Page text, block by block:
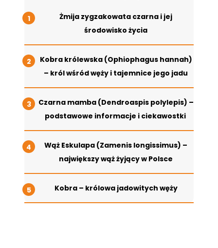
Żmija zygzakowata czarna i jej
środowisko życia
Kobra królewska (Ophiophagus hannah)
– król wśród węży i tajemnice jego jadu
Czarna mamba (Dendroaspis polylepis) –
podstawowe informacje i ciekawostki
Wąż Eskulapa (Zamenis longissimus) –
największy wąż żyjący w Polsce
Kobra – królowa jadowitych węży